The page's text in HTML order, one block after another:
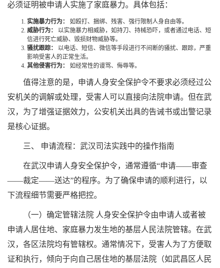
必须证明被申请人实施了家庭暴力。具体包括：
实施暴力行为：
如殴打、捆绑、残害、强行限制人身自由等。
威胁行为：
以实施暴力相威胁，如持刀、持械恐吓，或者通过电话、短
信进行死亡威胁、毁损财物威胁等。
骚扰跟踪：
以电话、短信、微信等手段进行不间断的骚扰、跟踪，严重
影响受害人的正常生活。
其他侵害行为：
如经常性的谩骂、侮辱等。
值得注意的是，申请人身安全保护令不要求必须经过公
安机关的调解或处理，受害人可以直接向法院申请。但在武
汉，为了增强证据效力，公安机关出具的告诫书或出警记录
是核心证据。
三、 申请流程：武汉司法实践中的操作指南
在武汉申请人身安全保护令，通常遵循“申请——审查
——裁定——送达”的程序。为了确保申请的顺利进行，以
下流程细节需要严格把控。
（一）确定管辖法院 人身安全保护令由申请人或者被
申请人居住地、家庭暴力发生地的基层人民法院管辖。在武
汉，各区法院均有管辖权。通常情况下，受害人为了方便取
证和执行，倾向于向自己居住地的基层法院（如武昌区人民